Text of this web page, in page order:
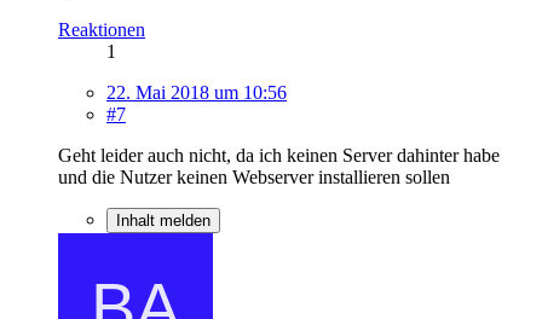
Reaktionen
1
22. Mai 2018 um 10:56
#7
Geht leider auch nicht, da ich keinen Server dahinter habe
und die Nutzer keinen Webserver installieren sollen
Inhalt melden